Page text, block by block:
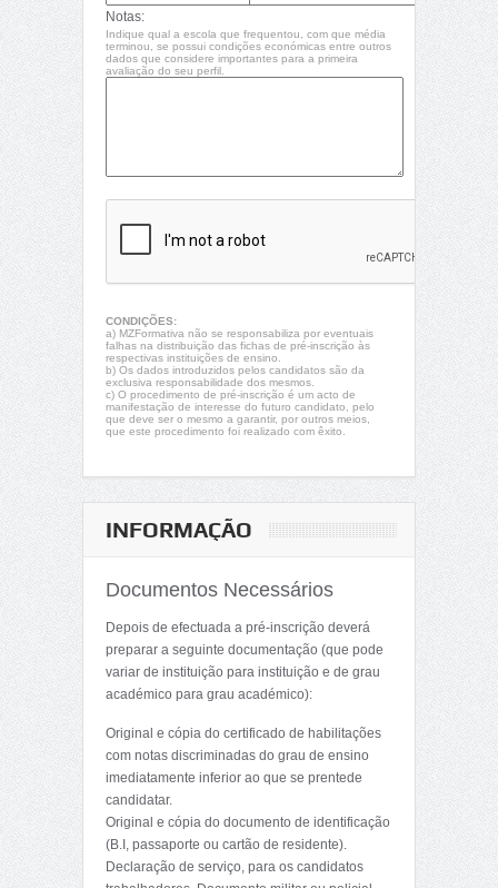
Notas:
Indique qual a escola que frequentou, com que média
terminou, se possui condições económicas entre outros
dados que considere importantes para a primeira
avaliação do seu perfil.
CONDIÇÕES:
a) MZFormativa não se responsabiliza por eventuais
falhas na distribuição das fichas de pré-inscrição às
respectivas instituições de ensino.
b) Os dados introduzidos pelos candidatos são da
exclusiva responsabilidade dos mesmos.
c) O procedimento de pré-inscrição é um acto de
manifestação de interesse do futuro candidato, pelo
que deve ser o mesmo a garantir, por outros meios,
que este procedimento foi realizado com êxito.
INFORMAÇÃO
Documentos Necessários
Depois de efectuada a pré-inscrição deverá
preparar a seguinte documentação (que pode
variar de instituição para instituição e de grau
académico para grau académico):
Original e cópia do certificado de habilitações
com notas discriminadas do grau de ensino
imediatamente inferior ao que se prentede
candidatar.
Original e cópia do documento de identificação
(B.I, passaporte ou cartão de residente).
Declaração de serviço, para os candidatos